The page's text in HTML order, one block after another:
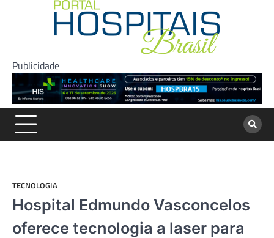
Publicidade
TECNOLOGIA
Hospital Edmundo Vasconcelos
oferece tecnologia a laser para